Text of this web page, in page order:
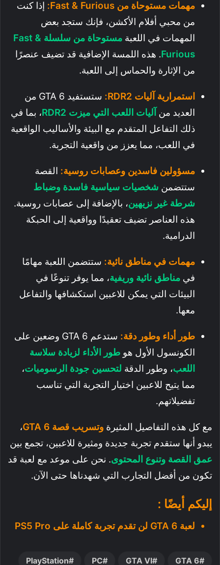
مهمات مستوحاة من Fast & Furious:
إذا كنت
من محبي أفلام الأكشن، فإنك ستجد بعض
المهمات في اللعبة
مستوحاة من سلسلة Fast &
Furious. هذه اللمسة الإضافية قد تضيف عنصرًا
من الإثارة والحماس إلى اللعبة.
استمرارية آليات RDR2:
ستستفيد GTA 6 من
العديد من آليات اللعب التي ميزت RDR2
، بما في
ذلك التفاعل المتقدم مع البيئة والأساليب الواقعية
في اللعب، مما يعزز من واقعية التجربة.
مسؤولين فاسدين وعصابات روسية: القصة
ستتضمن شخصيات سياسية فاسدة وضباط
شرطة غير نزيهين، بالإضافة إلى عصابات روسية.
هذه العناصر تضيف تعقيدًا وواقعية إلى الحبكة
الدرامية.
مهمات في مناطق نائية: ستتضمن اللعبة مهامًا
في مناطق نائية وريفية، مما يوفر تنوعًا في
البيئات التي يمكن للاعبين استكشافها والتفاعل
معها.
طور أداء وطور دقة:
ستدعم GTA 6 وضعين على
الكونسول الأول هو طور الأداء لزيادة سلاسة
اللعب، وطور الدقة لتحسين جودة الرسوميات،
مما يتيح للاعبين اختيار التجربة التي تناسب
تفضيلاتهم.
مع كل هذه التفاصيل المثيرة وتسريب قصة GTA 6
،
يبدو أنها ستقدم تجربة جديدة ومثيرة للاعبين، تجمع بين
عمق القصة وتنوع المحتوى. نحن على موعد مع لعبة قد
تكون من أفضل التجارب التي شهدناها حتى الآن.
إليكم أيضًا :
لعبة GTA 6 لن تقدم تجربة كاملة على PS5 Pro
GTA 6
GTA VI
PC
PlayStation